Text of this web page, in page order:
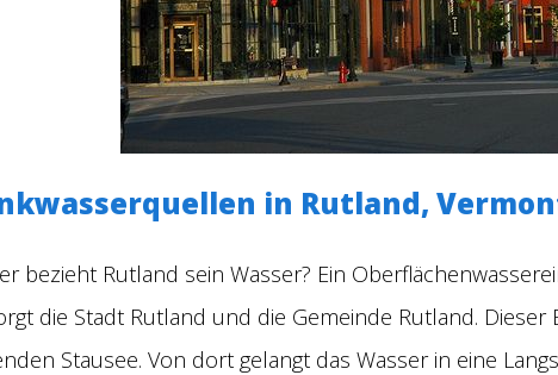
in Rutland,
bezieht Rutland sein Wasser? Ein
die Stadt Rutland und die Gemeinde Rutland.
Stausee. Von dort gelangt das Wasser in eine
zu öffnen